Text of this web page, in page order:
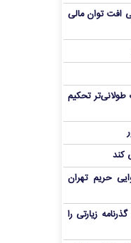
پی افت توان مالی
تحکیم
کند
حریم تهران
اعتبار ۶ماهه گذرنامه زیارتی را